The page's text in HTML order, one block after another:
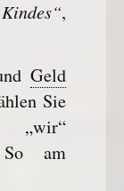
,
Geld
Sie
„wir“
So am